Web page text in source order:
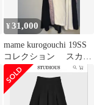
¥31,000
mame kurogouchi 19SS
コレクション スカー
ト